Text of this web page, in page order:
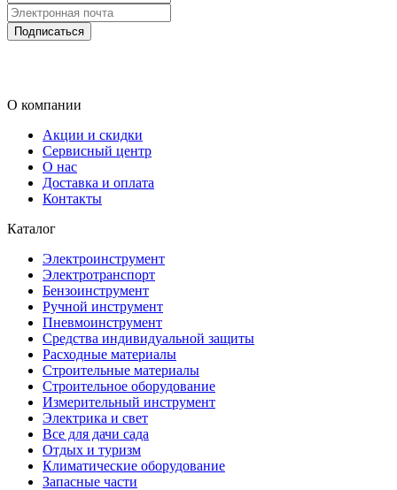
Подписаться
О компании
Акции и скидки
Сервисный центр
О нас
Доставка и оплата
Контакты
Каталог
Электроинструмент
Электротранспорт
Бензоинструмент
Ручной инструмент
Пневмоинструмент
Средства индивидуальной защиты
Расходные материалы
Строительные материалы
Строительное оборудование
Измерительный инструмент
Электрика и свет
Все для дачи сада
Отдых и туризм
Климатические оборудование
Запасные части